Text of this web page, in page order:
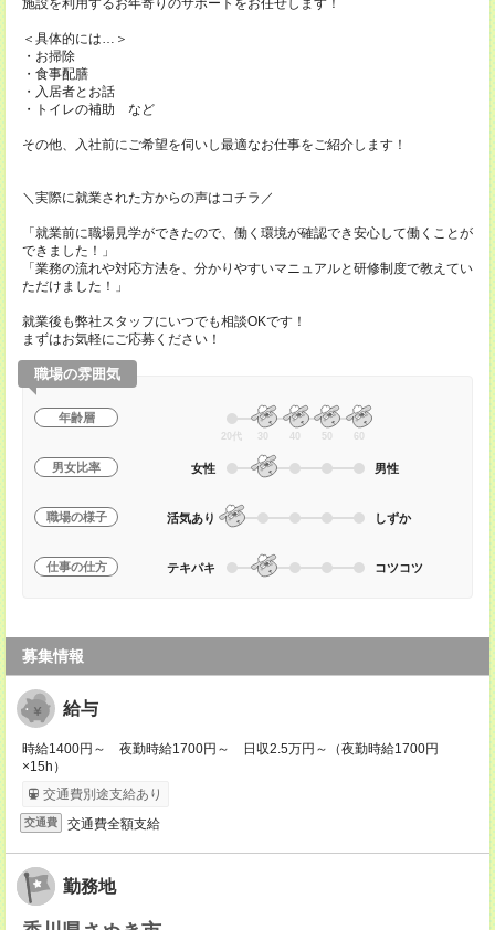
施設を利用するお年寄りのサポートをお任せします！
＜具体的には…＞
・お掃除
・食事配膳
・入居者とお話
・トイレの補助 など
その他、入社前にご希望を伺いし最適なお仕事をご紹介します！
＼実際に就業された方からの声はコチラ／
「就業前に職場見学ができたので、働く環境が確認でき安心して働くことが
できました！」
「業務の流れや対応方法を、分かりやすいマニュアルと研修制度で教えてい
ただけました！」
就業後も弊社スタッフにいつでも相談OKです！
まずはお気軽にご応募ください！
職場の雰囲気
年齢層
20代 30 40 50 60
男女比率 女性 男性
職場の様子 活気あり しずか
仕事の仕方 テキパキ コツコツ
募集情報
給与
時給1400円～ 夜勤時給1700円～ 日収2.5万円～（夜勤時給1700円
×15h）
交通費別途支給あり
交通費 交通費全額支給
勤務地